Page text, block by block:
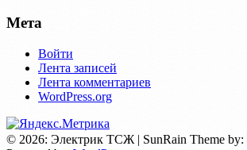
Мета
Войти
Лента записей
Лента комментариев
WordPress.org
© 2026: Электрик ТСЖ | SunRain Theme by: